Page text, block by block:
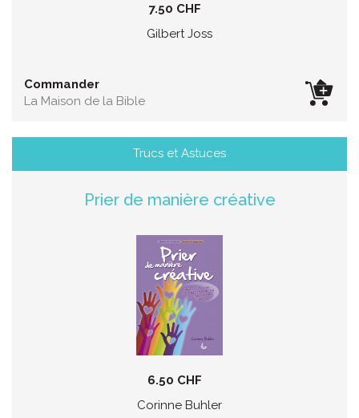
7.50 CHF
Gilbert Joss
Commander
La Maison de la Bible
Trucs et Astuces
Prier de manière créative
6.50 CHF
Corinne Buhler